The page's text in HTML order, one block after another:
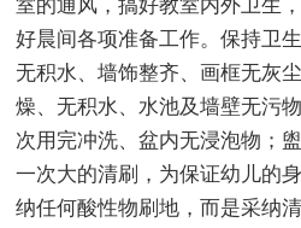
室的通风，搞好教室内外卫生
好晨间各项准备工作。保持卫
无积水、墙饰整齐、画框无灰
燥、无积水、水池及墙壁无污
次用完冲洗、盆内无浸泡物；
一次大的清刷，为保证幼儿的
纳任何酸性物刷地，而是采纳